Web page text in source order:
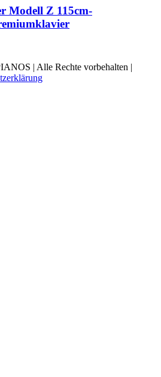
Modell Z 115cm-
| Alle Rechte vorbehalten |